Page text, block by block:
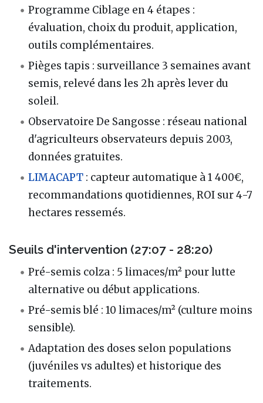
Programme Ciblage en 4 étapes :
évaluation, choix du produit, application,
outils complémentaires.
Pièges tapis : surveillance 3 semaines avant
semis, relevé dans les 2h après lever du
soleil.
Observatoire De Sangosse : réseau national
d'agriculteurs observateurs depuis 2003,
données gratuites.
LIMACAPT : capteur automatique à 1 400€,
recommandations quotidiennes, ROI sur 4-7
hectares ressemés.
Seuils d'intervention (27:07 - 28:20)
Pré-semis colza : 5 limaces/m² pour lutte
alternative ou début applications.
Pré-semis blé : 10 limaces/m² (culture moins
sensible).
Adaptation des doses selon populations
(juvéniles vs adultes) et historique des
traitements.